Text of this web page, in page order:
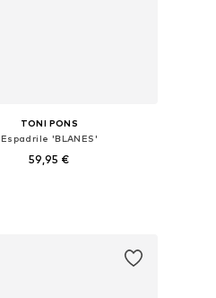
TONI PONS
Espadrile 'BLANES'
59,95 €